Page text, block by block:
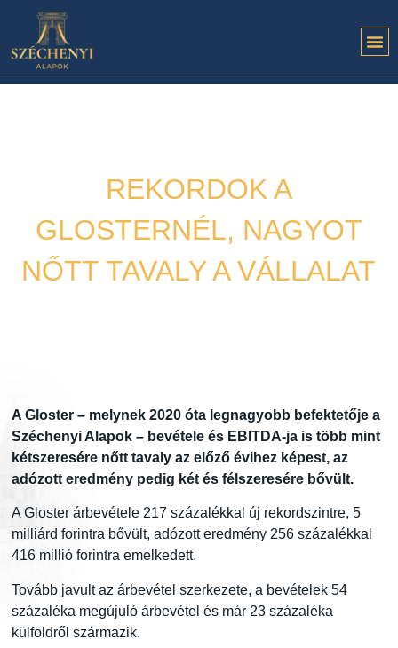
REKORDOK A
GLOSTERNÉL, NAGYOT
NŐTT TAVALY A VÁLLALAT
A Gloster – melynek 2020 óta legnagyobb befektetője a
Széchenyi Alapok – bevétele és EBITDA-ja is több mint
kétszeresére nőtt tavaly az előző évihez képest, az
adózott eredmény pedig két és félszeresére bővült.
A Gloster árbevétele 217 százalékkal új rekordszintre, 5
milliárd forintra bővült, adózott eredmény 256 százalékkal
416 millió forintra emelkedett.
Tovább javult az árbevétel szerkezete, a bevételek 54
százaléka megújuló árbevétel és már 23 százaléka
külföldről származik.